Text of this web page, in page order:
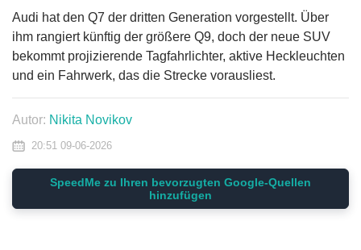
Audi hat den Q7 der dritten Generation vorgestellt. Über
ihm rangiert künftig der größere Q9, doch der neue SUV
bekommt projizierende Tagfahrlichter, aktive Heckleuchten
und ein Fahrwerk, das die Strecke vorausliest.
Autor: Nikita Novikov
20:51 09-06-2026
SpeedMe zu Ihren bevorzugten Google-Quellen
hinzufügen